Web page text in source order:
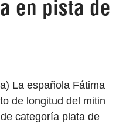
en pista de
La española Fátima
de longitud del mitin
categoría plata de